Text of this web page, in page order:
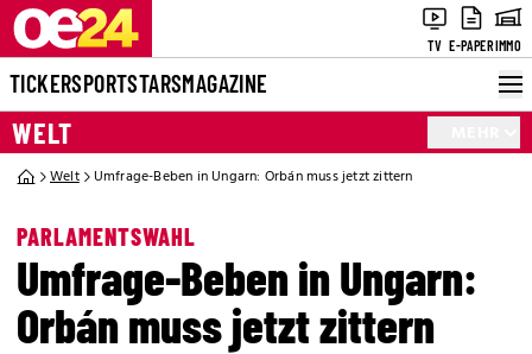
TV E-PAPERIMMO
TICKERSPORTSTARSMAGAZINE
WELT
Welt Umfrage-Beben in Ungarn: Orbán muss jetzt zittern
PARLAMENTSWAHL
Umfrage-Beben in Ungarn:
Orbán muss jetzt zittern